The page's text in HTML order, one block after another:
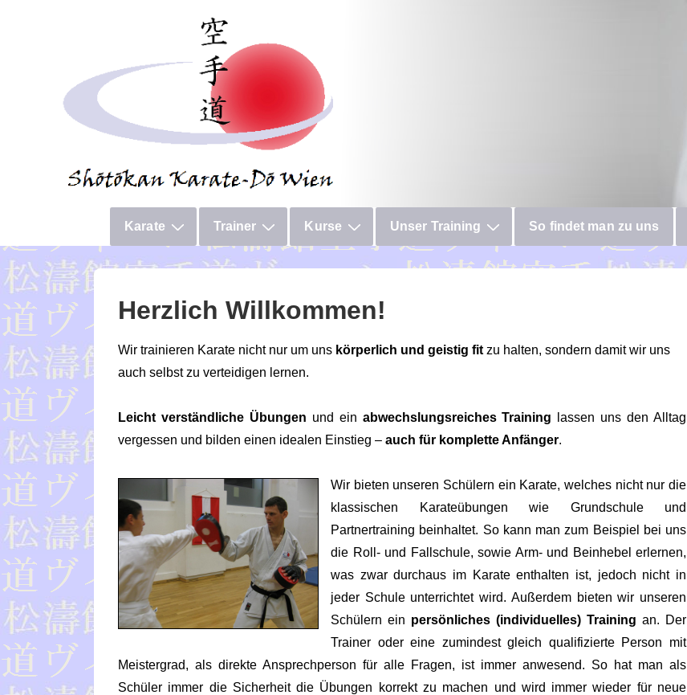
Hauptnavigation
Karate Trainer Kurse Unser Training So findet man zu uns
Herzlich Willkommen!
Wir trainieren Karate nicht nur um uns körperlich und geistig fitzu halten, sondern damit wir uns
auch selbst zu verteidigen lernen.
Leicht verständliche Übungen und ein abwechslungsreiches Training lassen uns den Alltag
vergessen und bilden einen idealen Einstieg – auch für komplette Anfänger.
Wir bieten unseren Schülern ein Karate, welches nicht nur die
klassischen Karateübungen wie Grundschule und
Partnertraining beinhaltet. So kann man zum Beispiel bei uns
die Roll- und Fallschule, sowie Arm- und Beinhebel erlernen,
was zwar durchaus im Karate enthalten ist, jedoch nicht in
jeder Schule unterrichtet wird. Außerdem bieten wir unseren
Schülern ein persönliches (individuelles) Training an. Der
Trainer oder eine zumindest gleich qualifizierte Person mit
Meistergrad, als direkte Ansprechperson für alle Fragen, ist immer anwesend. So hat man als
Schüler immer die Sicherheit die Übungen korrekt zu machen und wird immer wieder für neue